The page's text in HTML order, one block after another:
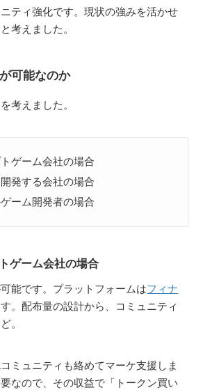
ティ強化です。現状の強みを活かせ
考えました。
可能なのか
考えました。
ゲーム会社の場合
発する会社の場合
ーム開発者の場合
ゲーム会社の場合
能です。プラットフォームはフィナ
。配布量の設計から、コミュニティ
。
ミュニティも絡めてマーケ支援しま
なので、その収益で「トークン買い